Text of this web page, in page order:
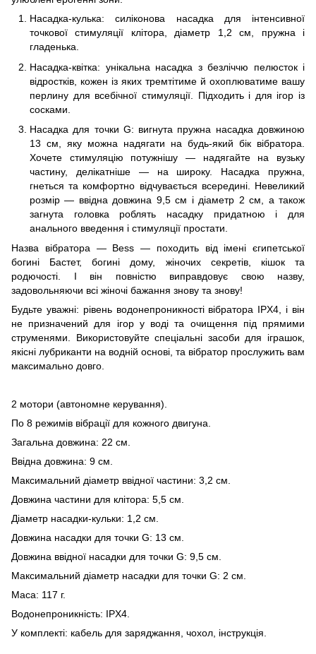
Насадка-кулька: силіконова насадка для інтенсивної
точкової стимуляції клітора, діаметр 1,2 см, пружна і
гладенька.
Насадка-квітка: унікальна насадка з безліччю пелюсток і
відростків, кожен із яких тремтітиме й охоплюватиме вашу
перлину для всебічної стимуляції. Підходить і для ігор із
сосками.
Насадка для точки G: вигнута пружна насадка довжиною
13 см, яку можна надягати на будь-який бік вібратора.
Хочете стимуляцію потужнішу — надягайте на вузьку
частину, делікатніше — на широку. Насадка пружна,
гнеться та комфортно відчувається всередині. Невеликий
розмір — ввідна довжина 9,5 см і діаметр 2 см, а також
загнута головка роблять насадку придатною і для
анального введення і стимуляції простати.
Назва вібратора — Bess — походить від імені єгипетської
богині Бастет, богині дому, жіночих секретів, кішок та
родючості. І він повністю виправдовує свою назву,
задовольняючи всі жіночі бажання знову та знову!
Будьте уважні: рівень водонепроникності вібратора IPX4, і він
не призначений для ігор у воді та очищення під прямими
струменями. Використовуйте спеціальні засоби для іграшок,
якісні лубриканти на водній основі, та вібратор прослужить вам
максимально довго.
2 мотори (автономне керування).
По 8 режимів вібрації для кожного двигуна.
Загальна довжина: 22 см.
Ввідна довжина: 9 см.
Максимальний діаметр ввідної частини: 3,2 см.
Довжина частини для клітора: 5,5 см.
Діаметр насадки-кульки: 1,2 см.
Довжина насадки для точки G: 13 см.
Довжина ввідної насадки для точки G: 9,5 см.
Максимальний діаметр насадки для точки G: 2 см.
Маса: 117 г.
Водонепроникність: IPX4.
У комплекті: кабель для заряджання, чохол, інструкція.